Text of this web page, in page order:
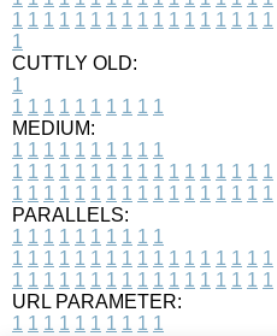
1 1 1 1 1 1 1 1 1 1 1 1 1 1 1 1 1
1
CUTTLY OLD:
1
1 1 1 1 1 1 1 1 1 1
MEDIUM:
1 1 1 1 1 1 1 1 1 1
1 1 1 1 1 1 1 1 1 1 1 1 1 1 1 1 1
1 1 1 1 1 1 1 1 1 1 1 1 1 1 1 1 1
PARALLELS:
1 1 1 1 1 1 1 1 1 1
1 1 1 1 1 1 1 1 1 1 1 1 1 1 1 1 1
1 1 1 1 1 1 1 1 1 1 1 1 1 1 1 1 1
URL PARAMETER:
1 1 1 1 1 1 1 1 1 1